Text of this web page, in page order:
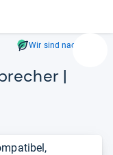
Wir sind nachhaltig
|